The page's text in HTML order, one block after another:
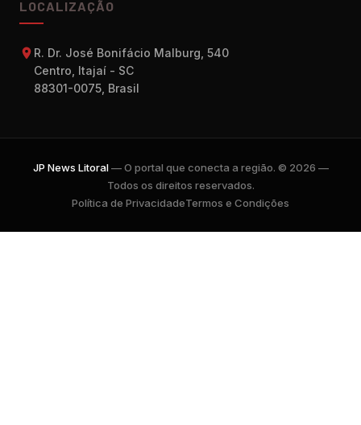
LOCALIZAÇÃO
R. Dr. José Bonifácio Malburg, 540
Centro, Itajaí - SC
88301-0075, Brasil
JP News Litoral— O portal que conecta a região. © 2026 —
Todos os direitos reservados.
Política de PrivacidadeTermos e Condições